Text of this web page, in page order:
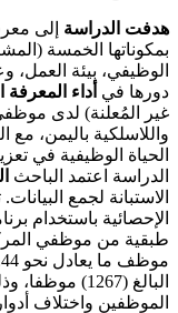
هدفت الدراسة إلى
بمكوناتها الخمسة
الوظيفي، بيئة العمل،
دورها في أداء المعرفة
غير المُعلنة) لدى
واللاسلكية باليمن،
الحياة الوظيفية في
الدراسة اعتمد الباحث
الاستبانة لجمع
البالغ (1267)
الموظفين واختلاف